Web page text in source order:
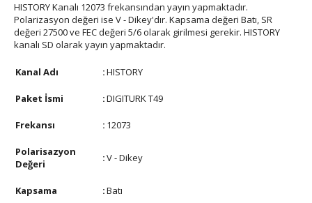
HISTORY Kanalı 12073 frekansından yayın yapmaktadır.
Polarizasyon değeri ise V - Dikey'dır. Kapsama değeri Batı, SR
değeri 27500 ve FEC değeri 5/6 olarak girilmesi gerekir. HISTORY
kanalı SD olarak yayın yapmaktadır.
Kanal Adı :HISTORY
Paket İsmi :DIGITURK T49
Frekansı : 12073
Polarisazyon
Değeri
:V - Dikey
Kapsama :Batı